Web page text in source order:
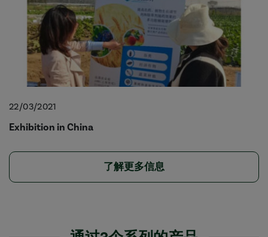
22/03/2021
Exhibition in China
了解更多信息